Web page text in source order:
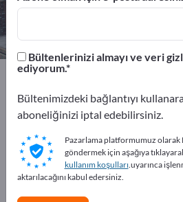
Exportpages
Atık toplama ve geri dönüşüm
Exportpages'te
verin!
İhtiyaçlar – Teklifler – İkinci El
Bültenlerinizi almayı ve veri
ediyorum.
Bültenimizdeki bağlantıyı
aboneliğinizi iptal edebilirsiniz.
Pazarlama platformumuz
göndermek için aşağıya
kullanım koşulları.uyarınca
aktarılacağını kabul edersiniz.